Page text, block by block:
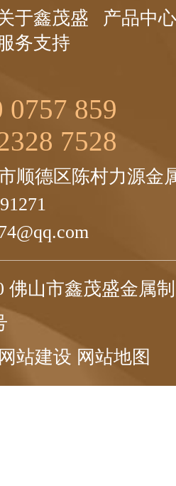
于鑫茂盛
产品中心
务支持
0757 859
7528
顺德区陈村力源金
佛山市鑫茂盛金属
站建设 网站地图